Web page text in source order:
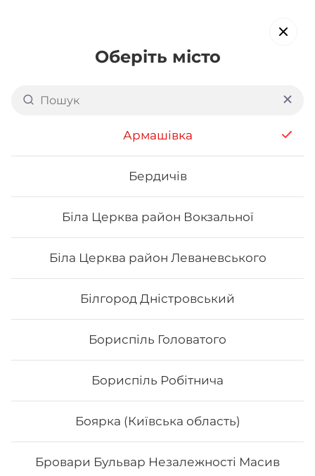
Оберіть місто
Армашівка
Бердичів
Біла Церква район Вокзальної
Біла Церква район Леваневського
Білгород Дністровський
Бориспіль Головатого
Бориспіль Робітнича
Боярка (Київська область)
Бровари Бульвар Незалежності Масив
Доставка суші в
Слобожанський р-н
Вега роли